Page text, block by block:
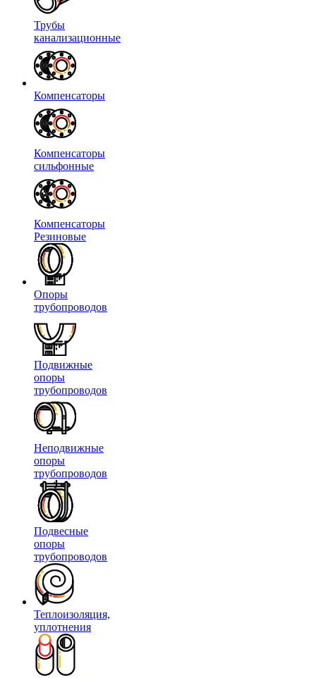
Трубы
канализационные
Компенсаторы
Компенсаторы
сильфонные
Компенсаторы
Резиновые
Опоры
трубопроводов
Подвижные
опоры
трубопроводов
Неподвижные
опоры
трубопроводов
Подвесные
опоры
трубопроводов
Теплоизоляция,
уплотнения